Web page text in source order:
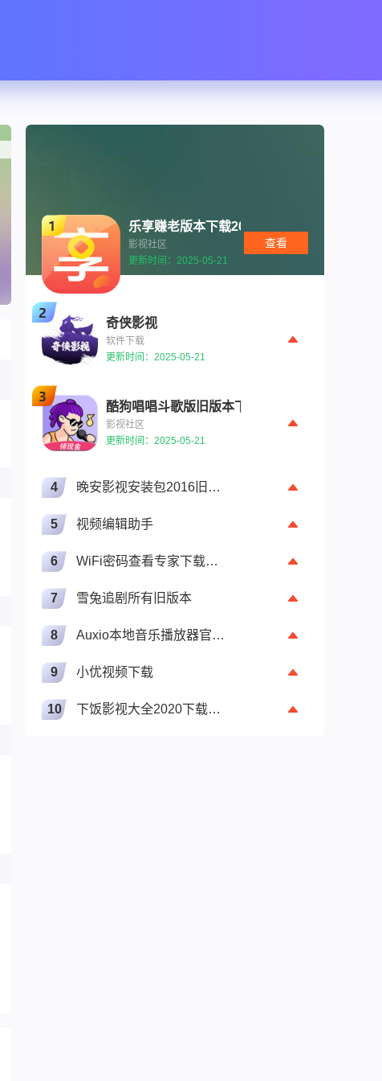
乐享赚老版本下载2016
影视社区
更新时间：2025-05-21
查看
奇侠影视
软件下载
更新时间：2025-05-21
酷狗唱唱斗歌版旧版本下载安装
影视社区
更新时间：2025-05-21
4 晚安影视安装包2016旧版本
5 视频编辑助手
6 WiFi密码查看专家下载平台app下载
7 雪兔追剧所有旧版本
8 Auxio本地音乐播放器官网在线观看
9 小优视频下载
10 下饭影视大全2020下载旧版